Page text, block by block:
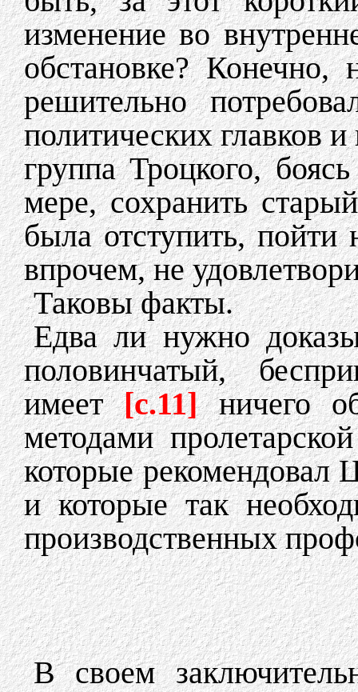
изменение во
обстановке?
решительно
политических главков
группа Троцкого,
мере, сохранить
была отступить, пойти
впрочем, не
Таковы факты.
Едва ли нужно
половинчатый,
имеет[c.11] ничего
методами
которые рекомендовал
и которые так
производственных
В своем